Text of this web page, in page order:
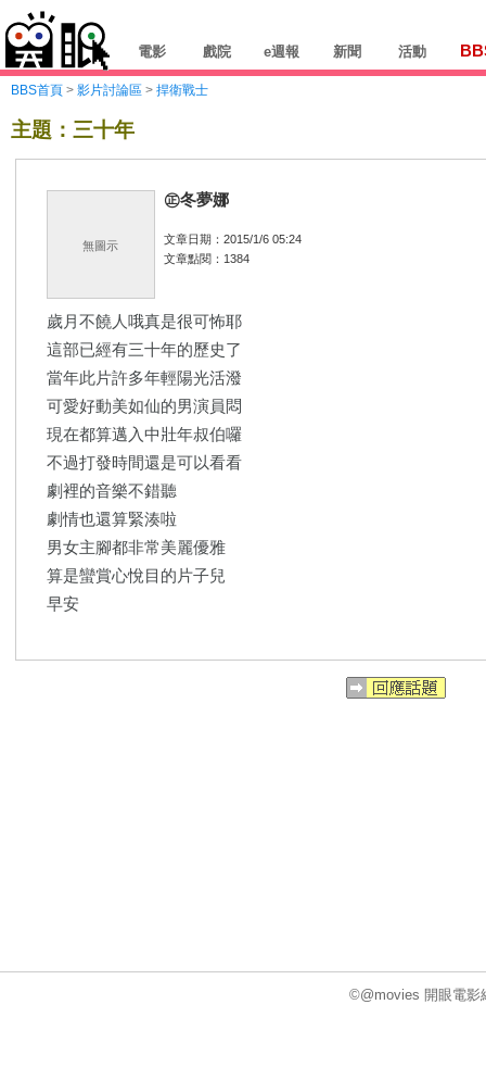
電影 戲院 e週報 新聞 活動
BBS首頁 > 影片討論區 > 捍衛戰士
主題：三十年
無圖示
㊣冬夢娜
文章日期：2015/1/6 05:24
文章點閱：1384
歲月不饒人哦真是很可怖耶
這部已經有三十年的歷史了
當年此片許多年輕陽光活潑
可愛好動美如仙的男演員悶
現在都算邁入中壯年叔伯囉
不過打發時間還是可以看看
劇裡的音樂不錯聽
劇情也還算緊湊啦
男女主腳都非常美麗優雅
算是蠻賞心悅目的片子兒
早安
©@movies 開眼電